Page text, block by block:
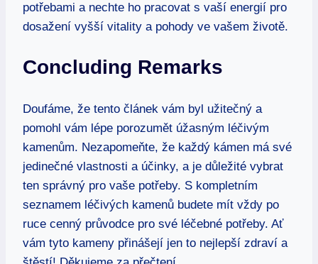
potřebami a nechte ho pracovat s vaší energií pro
dosažení vyšší⁣ vitality a pohody ve vašem životě.
Concluding ​Remarks
Doufáme,⁣ že tento článek vám‍ byl​ užitečný a
pomohl vám lépe ‌porozumět ⁢úžasným‍ léčivým
kamenům. Nezapomeňte, že​ každý kámen ⁣má své
jedinečné vlastnosti a účinky, a je důležité vybrat
ten‍ správný pro ‌vaše potřeby. S⁢ kompletním
seznamem⁣ léčivých kamenů budete⁤ mít vždy po
ruce cenný průvodce ‌pro své léčebné potřeby. ⁤Ať
vám tyto kameny‍ přinášejí jen to⁣ nejlepší zdraví a